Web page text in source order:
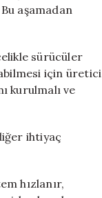
aşamadan
sürücüler
için üretici
kurulmalı ve
ihtiyaç
hızlanır,